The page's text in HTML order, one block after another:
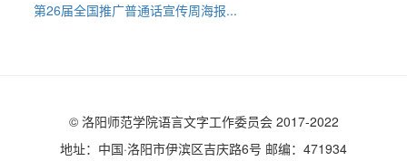
第26届全国推广普通话宣传周海报...
© 洛阳师范学院语言文字工作委员会 2017-2022
地址：中国·洛阳市伊滨区吉庆路6号 邮编：471934